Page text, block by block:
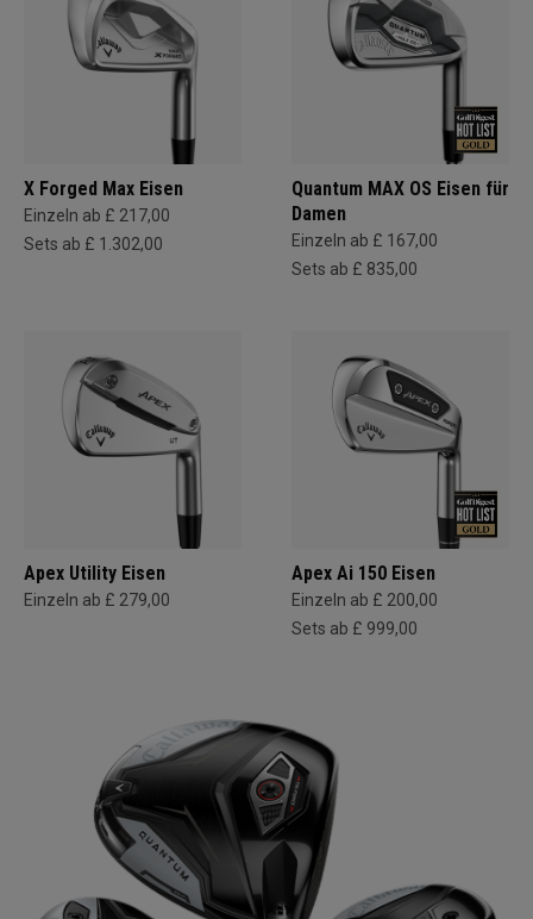
X Forged Max Eisen
Einzeln ab £ 217,00
Sets ab £ 1.302,00
Quantum MAX OS Eisen für
Damen
Einzeln ab £ 167,00
Sets ab £ 835,00
Apex Utility Eisen
Einzeln ab £ 279,00
Apex Ai 150 Eisen
Einzeln ab £ 200,00
Sets ab £ 999,00